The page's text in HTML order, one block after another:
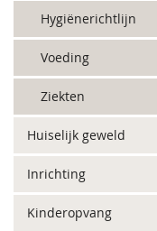
Hygiënerichtlijn
Voeding
Ziekten
Huiselijk geweld
Inrichting
Kinderopvang